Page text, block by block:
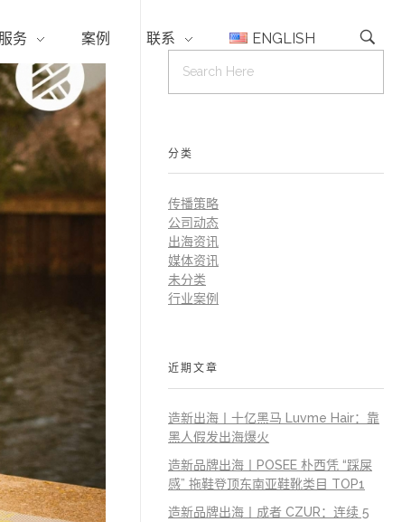
服务 案例 联系 ENGLISH
分类
传播策略
公司动态
出海资讯
媒体资讯
未分类
行业案例
近期文章
造新出海丨十亿黑马 Luvme Hair：靠
黑人假发出海爆火
造新品牌出海丨POSEE 朴西凭 “踩屎
感” 拖鞋登顶东南亚鞋靴类目 TOP1
造新品牌出海丨成者 CZUR：连续 5